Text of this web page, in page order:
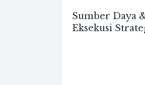
Sumber Daya
Eksekusi